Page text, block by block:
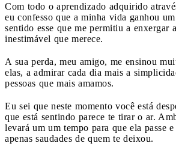
Com todo o aprendizado adquirido
eu confesso que a minha vida ganhou
sentido esse que me permitiu a enxergar
inestimável que merece.
A sua perda, meu amigo, me ensinou
elas, a admirar cada dia mais a
pessoas que mais amamos.
Eu sei que neste momento você está
que está sentindo parece te tirar o ar.
levará um um tempo para que ela passe
apenas saudades de quem te deixou.